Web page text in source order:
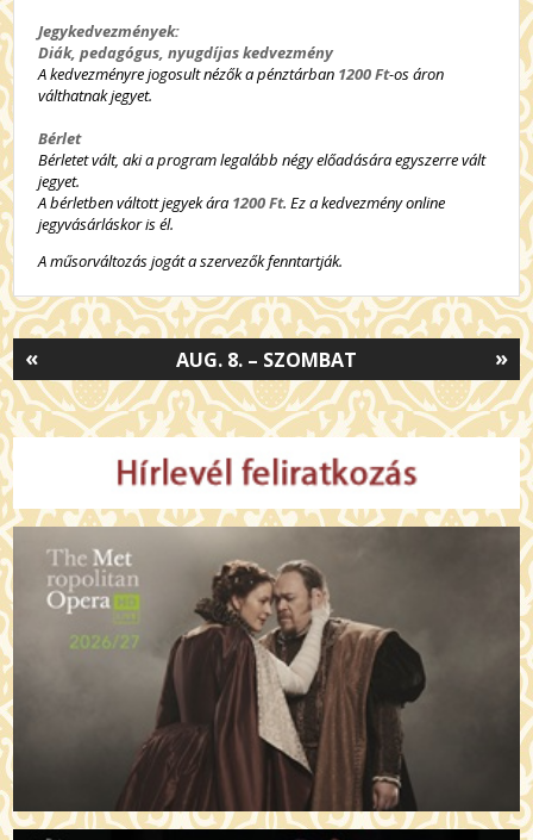
Jegykedvezmények:
Diák, pedagógus, nyugdíjas kedvezmény
A kedvezményre jogosult nézők a pénztárban 1200 Ft-os áron
válthatnak jegyet.
Bérlet
Bérletet vált, aki a program legalább négy előadására egyszerre vált
jegyet.
A bérletben váltott jegyek ára 1200 Ft. Ez a kedvezmény online
jegyvásárláskor is él.
A műsorváltozás jogát a szervezők fenntartják.
»
AUG. 8. – SZOMBAT
«